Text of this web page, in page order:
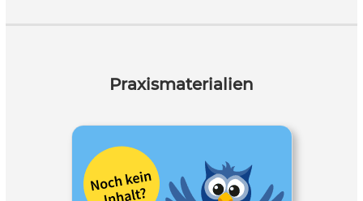
Praxismaterialien